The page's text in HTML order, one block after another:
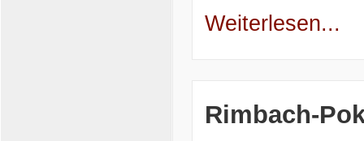
Weiterlesen...
Rimbach-